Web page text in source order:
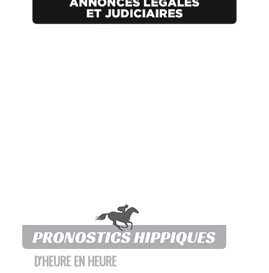
D'HEURE EN HEURE